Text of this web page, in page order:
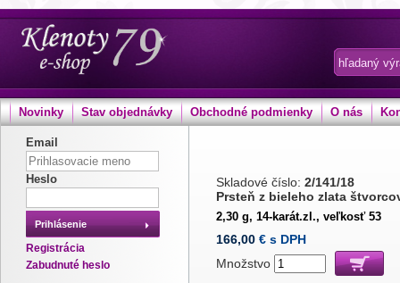
Novinky Stav objednávky Obchodné podmienky O nás
Email
Heslo
Prihlásenie
Registrácia
Zabudnuté heslo
Skladové číslo: 2/141/18
Prsteň z bieleho zlata
2,30 g, 14-karát.zl., veľkosť 53
166,00 € s DPH
Množstvo